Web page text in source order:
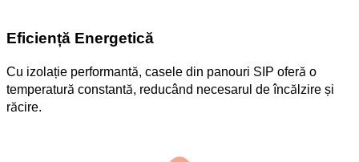
Eficiență Energetică
Cu izolație performantă, casele din panouri SIP oferă o
temperatură constantă, reducând necesarul de încălzire și
răcire.